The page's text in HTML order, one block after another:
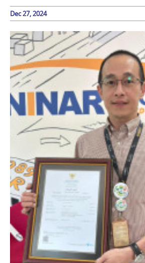
Dec 27, 2024